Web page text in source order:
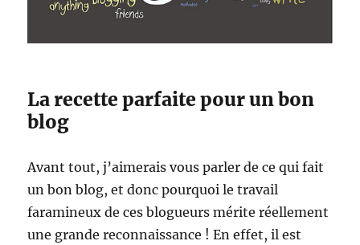
La recette parfaite pour un bon
blog
Avant tout, j’aimerais vous parler de ce qui fait
un bon blog, et donc pourquoi le travail
faramineux de ces blogueurs mérite réellement
une grande reconnaissance ! En effet, il est